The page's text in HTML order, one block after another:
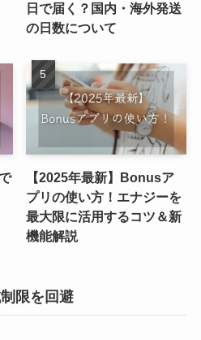
日で届く？国内・海外発送
の日数について
【2025年最新】Bonusア
プリの使い方！エナジーを
最大限に活用するコツ＆新
機能解説
限を回避